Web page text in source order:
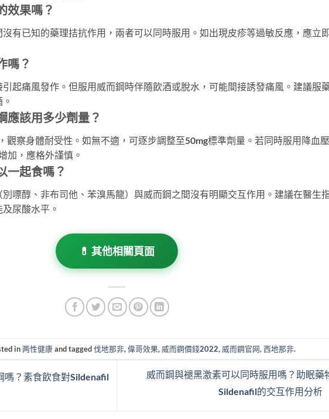
效果嗎？
有已知的藥理拮抗作用，兩者可以同時服用。如出現皮疹等過敏反應，應立
嗎？
起痛風發作。但服用威而鋼時伴隨飲酒或脫水，可能間接誘發痛風。建議服
應該用多少劑量？
觀察身體耐受性。如無不適，可逐步調整至50mg標準劑量。若同時服用降血
加，應格外謹慎。
一起食嗎？
嘌醇、非布司他、苯溴馬龍）與威而鋼之間沒有明顯交互作用。建議在醫生
尿酸水平。
💊 其他相關頁面
in两性健康and tagged伐地那非,偉哥效果, 威而鋼價錢2022, 威而鋼官网,西地那非.
嗎？素食飲食對Sildenafil
威而鋼與褪黑激素可以同時服用嗎？助眠藥
Sildenafil的交互作用分析